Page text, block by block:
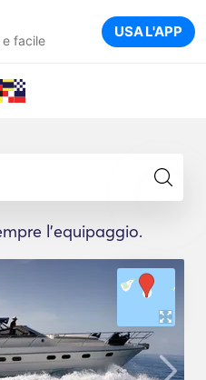
facile USA L'APP
l'equipaggio.